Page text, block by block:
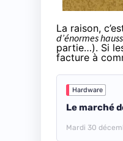
La raison,
d’énormes
partie…). Si
facture à
Hardware
Le marché
Mardi 30